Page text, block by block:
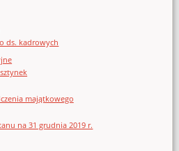
ds. kadrowych
majątkowego
na 31 grudnia 2019 r.